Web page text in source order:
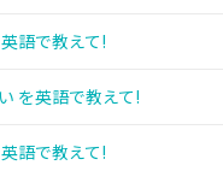
語で教えて!
を英語で教えて!
語で教えて!